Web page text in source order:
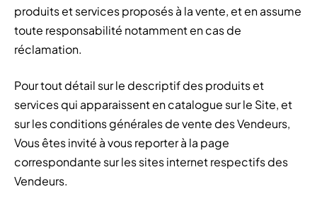
produits et services proposés à la vente, et en assume
toute responsabilité notamment en cas de
réclamation.
Pour tout détail sur le descriptif des produits et
services qui apparaissent en catalogue sur le Site, et
sur les conditions générales de vente des Vendeurs,
Vous êtes invité à vous reporter à la page
correspondante sur les sites internet respectifs des
Vendeurs.